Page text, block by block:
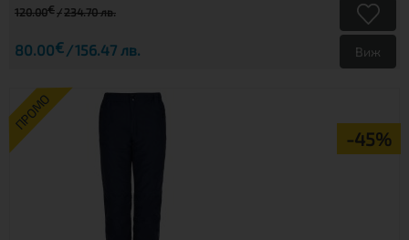
120.00€ 234.70 лв.
80.00€ 156.47 лв. Виж
ПРОМО
-45%